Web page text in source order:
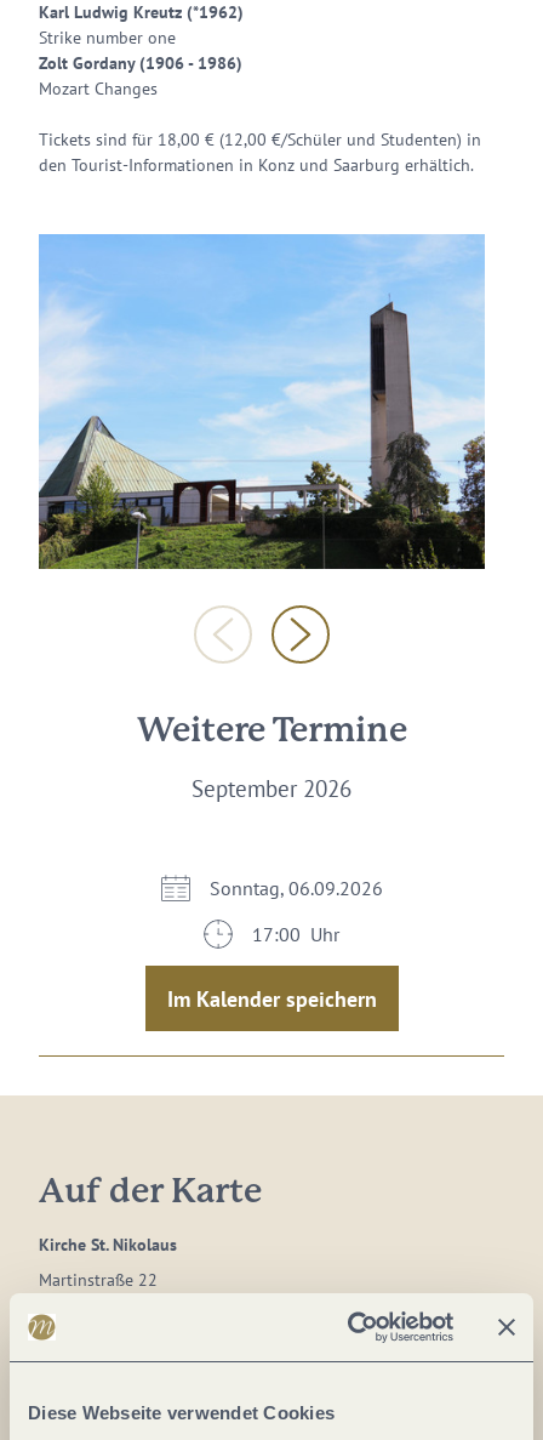
Diese Webseite verwendet Cookies
Karl Ludwig Kreutz (*1962)
Strike number one
Zolt Gordany (1906 - 1986)
Mozart Changes
Tickets sind für 18,00 € (12,00 €/Schüler und Studenten) in
den Tourist-Informationen in Konz und Saarburg erhältich.
Weitere Termine
September 2026
Sonntag, 06.09.2026
17:00 Uhr
Im Kalender speichern
Auf der Karte
Kirche St. Nikolaus
Martinstraße 22
54329 Konz